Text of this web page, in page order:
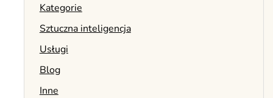
Kategorie
Sztuczna inteligencja
Usługi
Blog
Inne